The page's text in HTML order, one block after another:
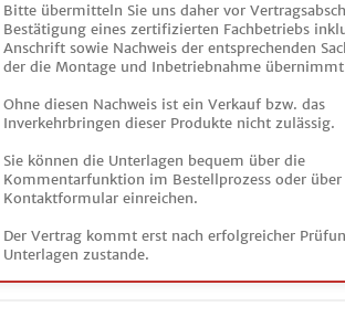
Bitte übermitteln Sie uns daher vor
Bestätigung eines zertifizierten Fachbetriebs
Anschrift sowie Nachweis der entsprechenden
der die Montage und Inbetriebnahme
Ohne diesen Nachweis ist ein Verkauf bzw. das
Inverkehrbringen dieser Produkte nicht zulässig.
Sie können die Unterlagen bequem über die
Kommentarfunktion im Bestellprozess oder über
Kontaktformular einreichen.
Der Vertrag kommt erst nach erfolgreicher
Unterlagen zustande.